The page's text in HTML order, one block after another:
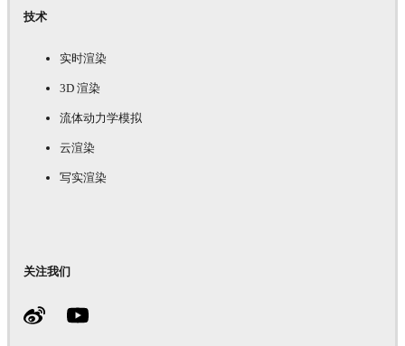
技术
实时渲染
3D 渲染
流体动力学模拟
云渲染
写实渲染
关注我们